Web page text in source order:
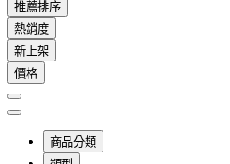
推薦排序
熱銷度
新上架
價格
商品分類